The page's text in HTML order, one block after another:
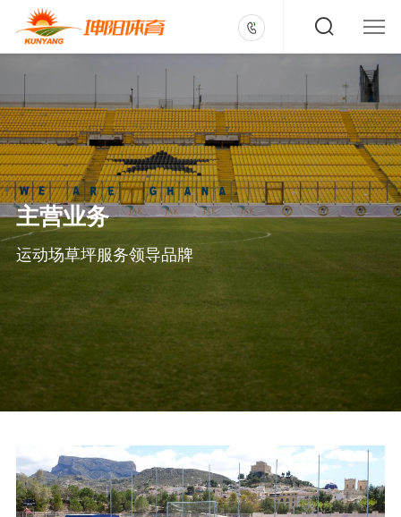
主营业务
运动场草坪服务领导品牌